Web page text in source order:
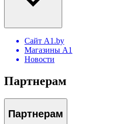
Сайт A1.by
Магазины А1
Новости
Партнерам
Партнерам